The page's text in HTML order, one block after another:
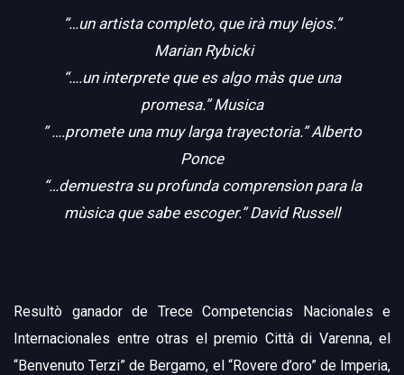
“…un artista completo, que irà muy lejos.”
Marian Rybicki
“….un interprete que es algo màs que una
promesa.” Musica
” ….promete una muy larga trayectoria.” Alberto
Ponce
“…demuestra su profunda comprensìon para la
mùsica que sabe escoger.” David Russell
Resultò ganador de Trece Competencias Nacionales e
Internacionales entre otras el premio Città di Varenna, el
“Benvenuto Terzi” de Bergamo, el “Rovere d’oro” de Imperia,